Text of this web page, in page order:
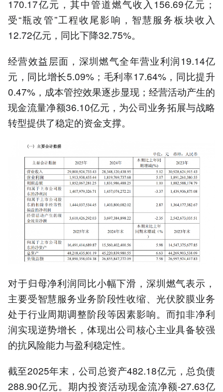
170.17亿元，其中管道燃气收入156.69亿元；
受“瓶改管”工程收尾影响，智慧服务板块收入
12.72亿元，同比下降32.75%。
经营效益层面，深圳燃气全年营业利润19.14亿
元，同比增长5.09%；毛利率17.64%，同比提升
0.47%，成本管控效果逐步显现；经营活动产生的
现金流量净额36.10亿元，为公司业务拓展与战略
转型提供了稳定的资金支撑。
对于归母净利润同比小幅下滑，深圳燃气表示，
主要受智慧服务业务阶段性收缩、光伏胶膜业务
处于行业周期调整阶段等因素影响。而扣非净利
润实现逆势增长，体现出公司核心主业具备较强
的抗风险能力与盈利稳定性。
截至2025年末，公司总资产482.18亿元，总负债
288.90亿元。期内投资活动现金流净额-27.63亿